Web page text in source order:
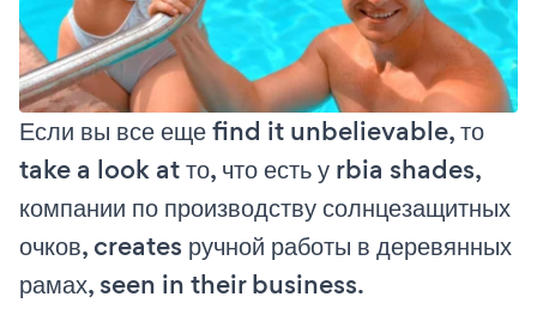
Если вы все еще find it unbelievable, то
take a look at то, что есть у rbia shades,
компании по производству солнцезащитных
очков, creates ручной работы в деревянных
рамах, seen in their business.